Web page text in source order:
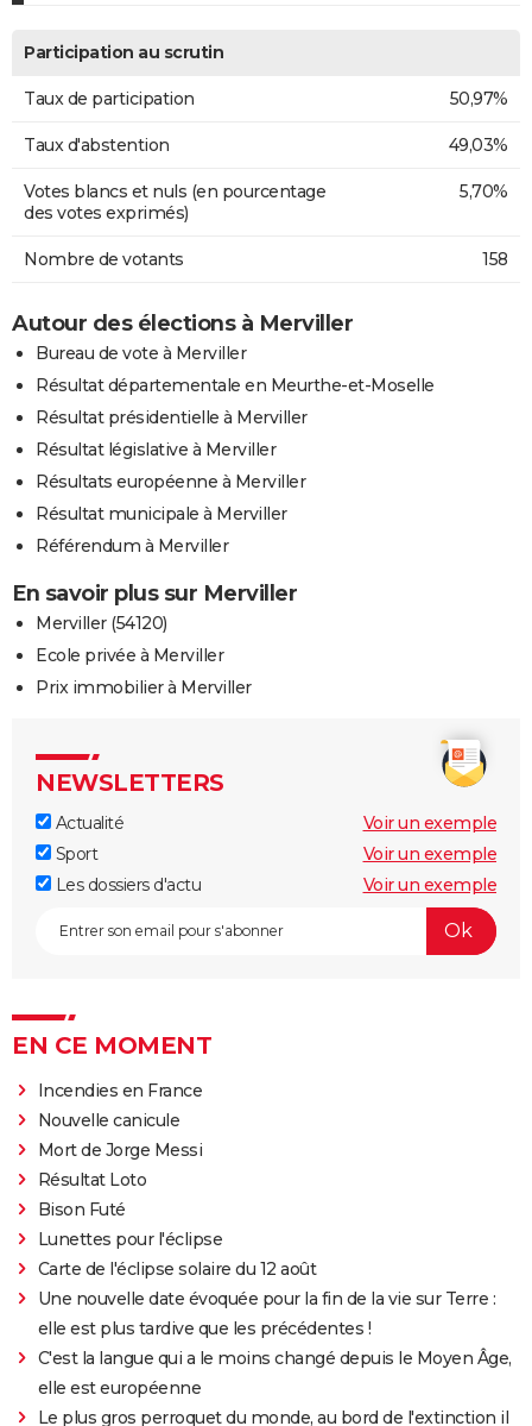
Participation au scrutin
Taux de participation 50,97%
Taux d'abstention 49,03%
Votes blancs et nuls (en pourcentage
des votes exprimés)
5,70%
Nombre de votants 158
Autour des élections à Merviller
Bureau de vote à Merviller
Résultat départementale en Meurthe-et-Moselle
Résultat présidentielle à Merviller
Résultat législative à Merviller
Résultats européenne à Merviller
Résultat municipale à Merviller
Référendum à Merviller
En savoir plus sur Merviller
Merviller (54120)
Ecole privée à Merviller
Prix immobilier à Merviller
NEWSLETTERS
Actualité
Voir un exemple
Sport
Voir un exemple
Les dossiers d'actu
Voir un exemple
EN CE MOMENT
Incendies en France
Nouvelle canicule
Mort de Jorge Messi
Résultat Loto
Bison Futé
Lunettes pour l'éclipse
Carte de l'éclipse solaire du 12 août
Une nouvelle date évoquée pour la fin de la vie sur Terre :
elle est plus tardive que les précédentes !
C'est la langue qui a le moins changé depuis le Moyen Âge,
elle est européenne
Le plus gros perroquet du monde, au bord de l'extinction il